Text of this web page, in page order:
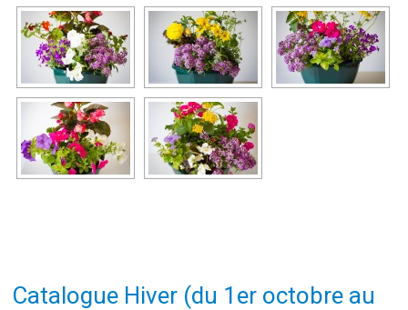
Catalogue Hiver (du 1er octobre au